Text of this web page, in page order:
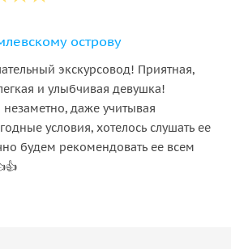
острову
экскурсовод! Приятная,
и улыбчивая девушка!
незаметно, даже учитывая
условия, хотелось слушать ее
будем рекомендовать ее всем